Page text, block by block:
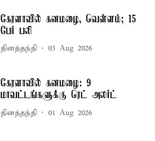
கேரளாவில் கனமழை, வெள்ளம்; 15
பேர் பலி
தினத்தந்தி 03 Aug 2026
கேரளாவில் கனமழை: 9
மாவட்டங்களுக்கு ரெட் அலர்ட்
தினத்தந்தி 01 Aug 2026